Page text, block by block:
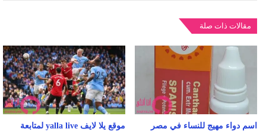
مقالات ذات صلة
اسم دواء مهيج للنساء في مصر
موقع يلا لايف yalla live لمتابعة